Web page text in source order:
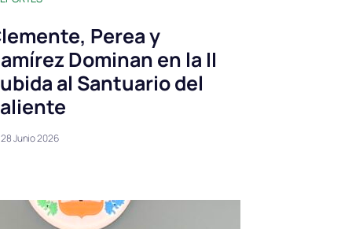
Perea y
Dominan en la II
al Santuario del
28 Junio 2026